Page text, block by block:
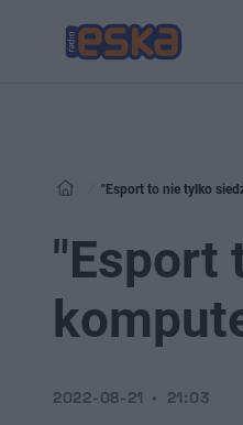
"Esport to nie tylko
"Esport
2022-08-21 21:03